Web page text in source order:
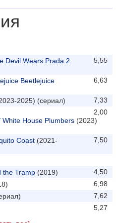
5,55
Devil Wears Prada 2
6,63
Beetlejuice
7,33
2025) (сериал)
2,00
House Plumbers (2023)
7,50
Coast (2021-
4,50
the Tramp (2019)
6,98
7,62
5,27